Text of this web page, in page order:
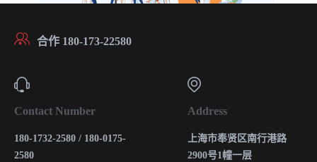
合作 180-173-22580
Contact Number
180-1732-2580 / 180-0175-
2580
Address
上海市奉贤区南行港路
2900号1幢一层